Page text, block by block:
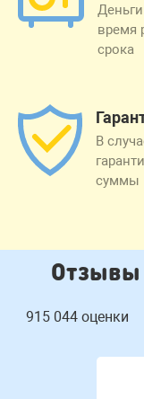
время
срока
В
суммы
Отзывы
915 044 оценки